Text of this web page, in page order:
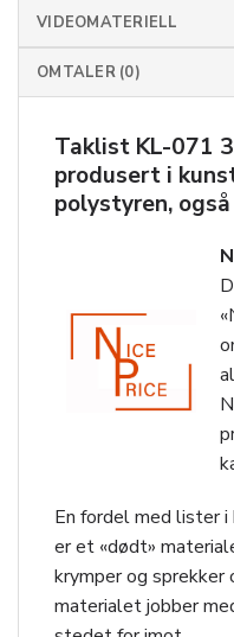
VIDEOMATERIELL
OMTALER (0)
Taklist KL-071
produsert i
polystyren,
En fordel med lister
er et «dødt»
krymper og
materialet jobber